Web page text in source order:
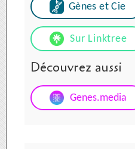
Gènes et Cie
Sur Linktree
Découvrez aussi
Genes.media